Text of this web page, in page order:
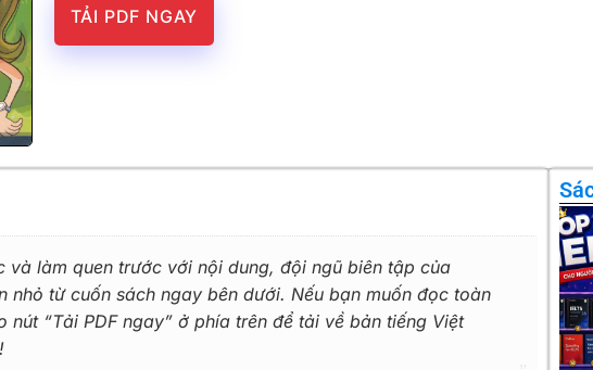
TẢI PDF NGAY
làm quen trước với nội dung, đội ngũ biên tập của
nhỏ từ cuốn sách ngay bên dưới. Nếu bạn muốn đọc toàn
“Tải PDF ngay” ở phía trên để tải về bản tiếng Việt